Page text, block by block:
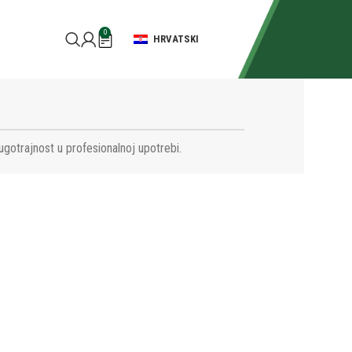
0
HRVATSKI
u profesionalnoj upotrebi.